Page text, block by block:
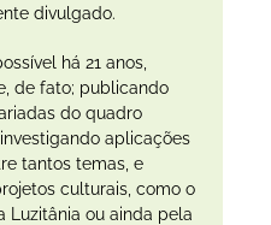
divulgado.
há 21 anos,
de fato; publicando
do quadro
aplicações
tantos temas, e
culturais, como o
Luzitânia ou ainda pela